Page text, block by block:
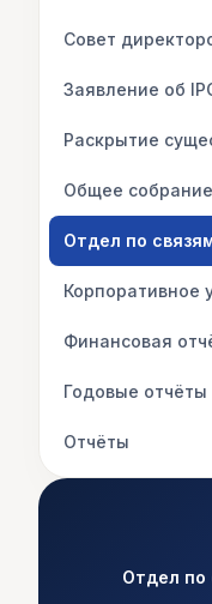
Совет
Заявление об
Раскрытие
Общее
Отдел по
Корпоративное
Финансовая
Годовые отчёты
Отчёты
Отдел по